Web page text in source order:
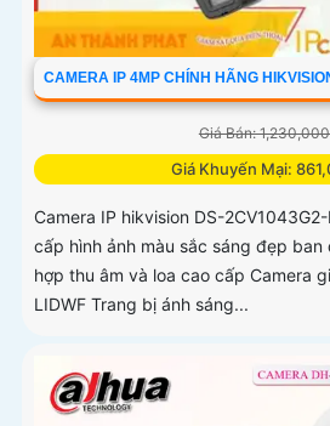
CAMERA IP 4MP CHÍNH HÃNG
Giá Bán:
Giá Khuyến Mại:
Camera IP hikvision DS-
cấp hình ảnh màu sắc sáng đẹp
hợp thu âm và loa cao cấp Camera
LIDWF Trang bị ánh sáng...